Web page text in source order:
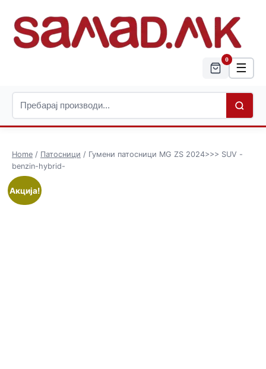
0
☰
Home / Патосници / Гумени патосници MG ZS 2024>>> SUV -
benzin-hybrid-
Акција!